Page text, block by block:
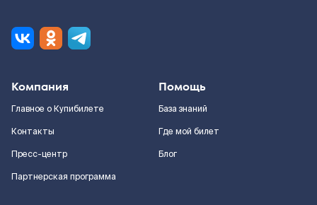
Компания
Главное о Купибилете
Контакты
Пресс-центр
Партнерская программа
Помощь
База знаний
Где мой билет
Блог